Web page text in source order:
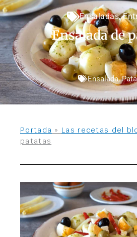
Ensaladas,
Ensalada de
Ensalada,
Portada » Las recetas del
patatas